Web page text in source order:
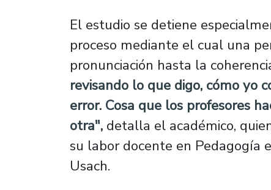
El estudio se detiene
proceso mediante el cual una
pronunciación hasta la
revisando lo que digo, cómo yo
error. Cosa que los profesores
otra", detalla el académico,
su labor docente en Pedagogía
Usach.